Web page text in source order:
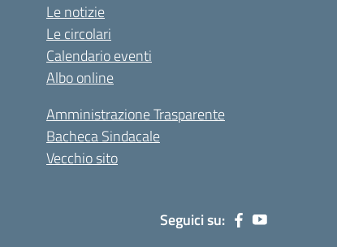
Le notizie
Le circolari
Calendario eventi
Albo online
Amministrazione Trasparente
Bacheca Sindacale
Vecchio sito
Seguici su: